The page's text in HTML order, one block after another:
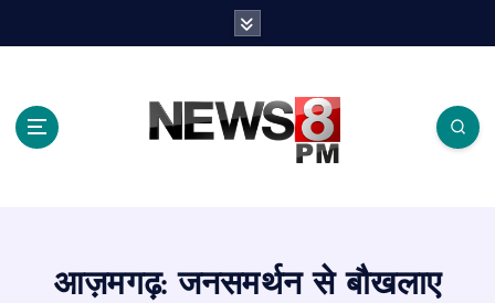
आज़मगढ़: जनसमर्थन से बौखलाए